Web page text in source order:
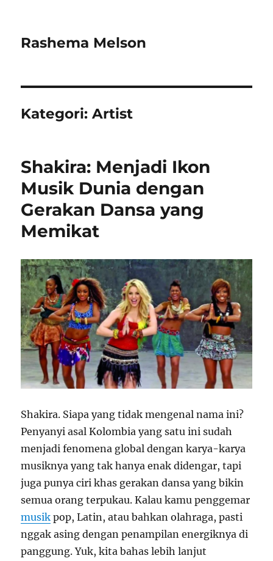
Rashema Melson
Kategori:Artist
Shakira: Menjadi Ikon
Musik Dunia dengan
Gerakan Dansa yang
Memikat
Shakira. Siapa yang tidak mengenal nama ini?
Penyanyi asal Kolombia yang satu ini sudah
menjadi fenomena global dengan karya-karya
musiknya yang tak hanya enak didengar, tapi
juga punya ciri khas gerakan dansa yang bikin
semua orang terpukau. Kalau kamu penggemar
musik pop, Latin, atau bahkan olahraga, pasti
nggak asing dengan penampilan energiknya di
panggung. Yuk, kita bahas lebih lanjut